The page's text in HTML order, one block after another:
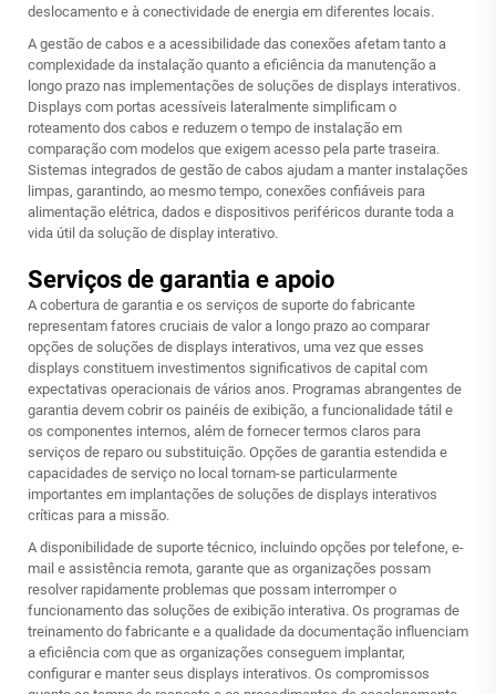
deslocamento e à conectividade de energia em diferentes locais.
A gestão de cabos e a acessibilidade das conexões afetam tanto a
complexidade da instalação quanto a eficiência da manutenção a
longo prazo nas implementações de soluções de displays interativos.
Displays com portas acessíveis lateralmente simplificam o
roteamento dos cabos e reduzem o tempo de instalação em
comparação com modelos que exigem acesso pela parte traseira.
Sistemas integrados de gestão de cabos ajudam a manter instalações
limpas, garantindo, ao mesmo tempo, conexões confiáveis para
alimentação elétrica, dados e dispositivos periféricos durante toda a
vida útil da solução de display interativo.
Serviços de garantia e apoio
A cobertura de garantia e os serviços de suporte do fabricante
representam fatores cruciais de valor a longo prazo ao comparar
opções de soluções de displays interativos, uma vez que esses
displays constituem investimentos significativos de capital com
expectativas operacionais de vários anos. Programas abrangentes de
garantia devem cobrir os painéis de exibição, a funcionalidade tátil e
os componentes internos, além de fornecer termos claros para
serviços de reparo ou substituição. Opções de garantia estendida e
capacidades de serviço no local tornam-se particularmente
importantes em implantações de soluções de displays interativos
críticas para a missão.
A disponibilidade de suporte técnico, incluindo opções por telefone, e-
mail e assistência remota, garante que as organizações possam
resolver rapidamente problemas que possam interromper o
funcionamento das soluções de exibição interativa. Os programas de
treinamento do fabricante e a qualidade da documentação influenciam
a eficiência com que as organizações conseguem implantar,
configurar e manter seus displays interativos. Os compromissos